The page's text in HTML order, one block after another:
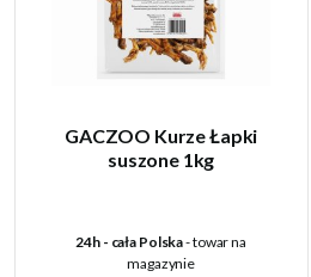
GACZOO Kurze Łapki
suszone 1kg
24h - cała Polska- towar na
magazynie